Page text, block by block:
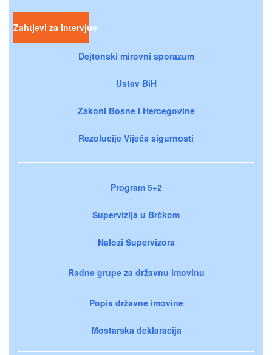
Zahtjevi za intervjue
Dejtonski mirovni sporazum
Ustav BiH
Zakoni Bosne i Hercegovine
Rezolucije Vijeća sigurnosti
Program 5+2
Supervizija u Brčkom
Nalozi Supervizora
Radne grupe za državnu imovinu
Popis državne imovine
Mostarska deklaracija